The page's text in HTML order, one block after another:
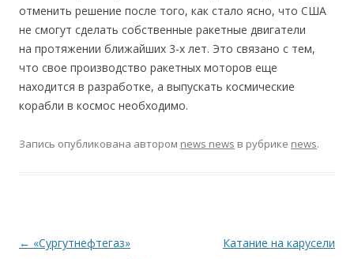
отменить решение после того, как стало ясно, что США
не смогут сделать собственные ракетные двигатели
на протяжении ближайших 3-х лет. Это связано с тем,
что свое производство ракетных моторов еще
находится в разработке, а выпускать космические
корабли в космос необходимо.
Запись опубликована автором news news в рубрике news.
Навигация по записям
← «Сургутнефтегаз»
Катание на карусели